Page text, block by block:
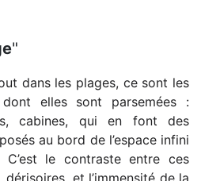
"
dans les plages, ce sont les
dont elles sont parsemées :
cabines, qui en font des
au bord de l’espace infini
le contraste entre ces